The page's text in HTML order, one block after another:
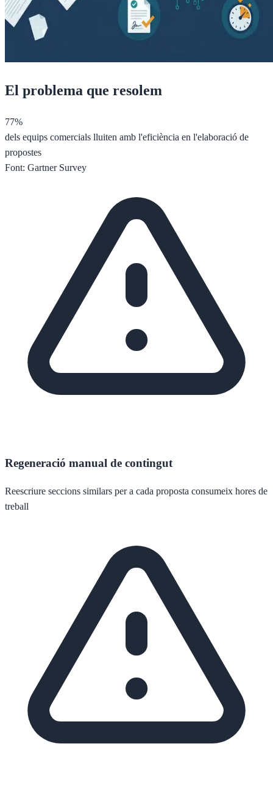
El problema que resolem
77%
dels equips comercials lluiten amb l'eficiència en l'elaboració de
propostes
Font: Gartner Survey
Regeneració manual de contingut
Reescriure seccions similars per a cada proposta consumeix hores de
treball